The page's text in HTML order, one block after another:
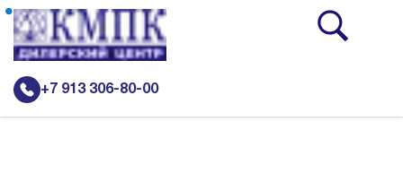
+7 913 306-80-00